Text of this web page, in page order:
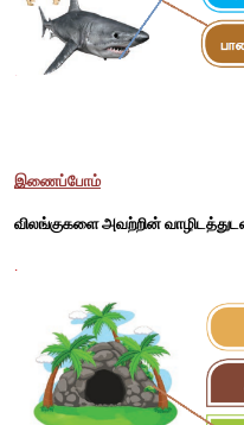
நண்டு, மீன், வாத்து, ஆமை.
அ) வாழிடத்தின்
2. சுறாமீன், (நாய்),